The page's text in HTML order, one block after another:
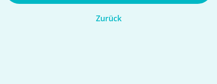
Zurück